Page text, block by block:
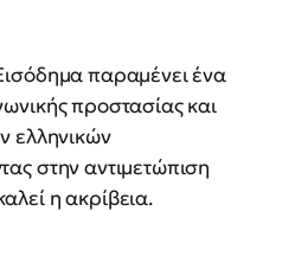
παραμένει ένα
προστασίας και
ελληνικών
στην αντιμετώπιση
η ακρίβεια.